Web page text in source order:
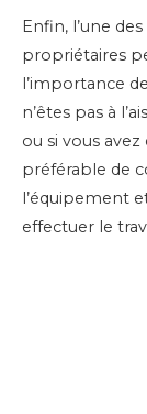
Enfin, l’une
propriétaires
l’importance de
n’êtes pas à
ou si vous
préférable de
l’équipement
effectuer le